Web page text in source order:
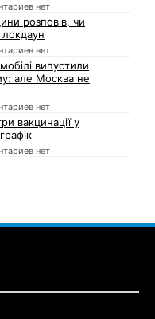
нет
розповів, чи
нет
випустили
але Москва не
нет
вакцинації у
нет